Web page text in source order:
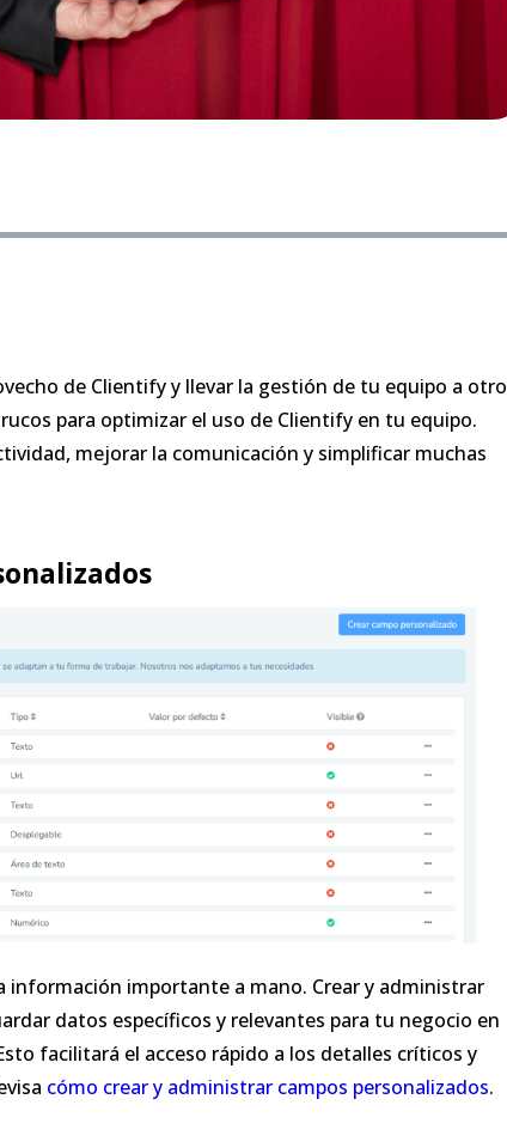
de Clientify y llevar la gestión de tu equipo a otro
para optimizar el uso de Clientify en tu equipo.
mejorar la comunicación y simplificar muchas
información importante a mano. Crear y administrar
datos específicos y relevantes para tu negocio en
facilitará el acceso rápido a los detalles críticos y
cómo crear y administrar campos personalizados.